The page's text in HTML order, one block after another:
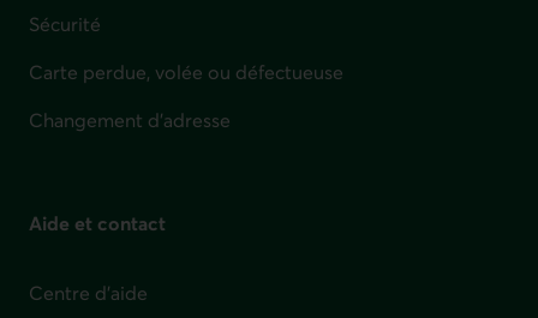
Sécurité
Carte perdue, volée ou défectueuse
Changement d'adresse
Aide et contact
Centre d'aide